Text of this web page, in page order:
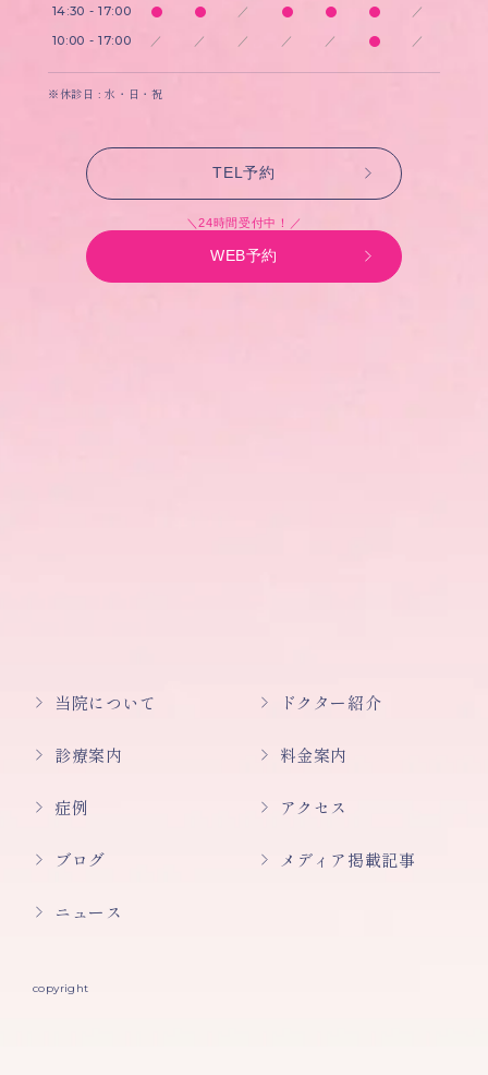
14:30 - 17:00 ／ ／
10:00 - 17:00 ／ ／ ／ ／ ／ ／
※休診日 : 水・日・祝
TEL予約
＼24時間受付中！／
WEB予約
当院について ドクター紹介
診療案内 料金案内
症例 アクセス
ブログ メディア掲載記事
ニュース
copyright